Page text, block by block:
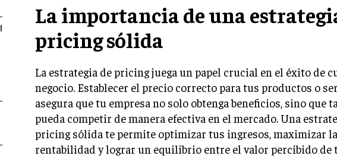
La importancia de una
pricing sólida
La estrategia de pricing juega un papel crucial en el éxito de
negocio. Establecer el precio correcto para tus productos o
asegura que tu empresa no solo obtenga beneficios, sino que
pueda competir de manera efectiva en el mercado. Una
pricing sólida te permite optimizar tus ingresos, maximizar la
rentabilidad y lograr un equilibrio entre el valor percibido de